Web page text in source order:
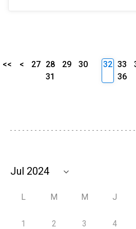
<< < 27 28 29
30
31
32 33
36
L M M J
1 2 3 4